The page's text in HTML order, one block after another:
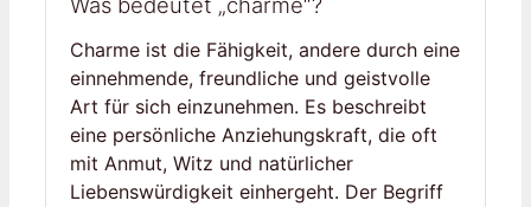
Charme ist die Fähigkeit, andere durch eine
einnehmende, freundliche und geistvolle
Art für sich einzunehmen. Es beschreibt
eine persönliche Anziehungskraft, die oft
mit Anmut, Witz und natürlicher
Liebenswürdigkeit einhergeht. Der Begriff